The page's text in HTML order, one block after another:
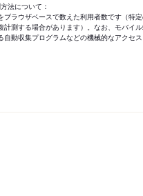
法について：
ブラウザベースで数えた利用者数です（特
計測する場合があります）。なお、モバイ
自動収集プログラムなどの機械的なアクセ